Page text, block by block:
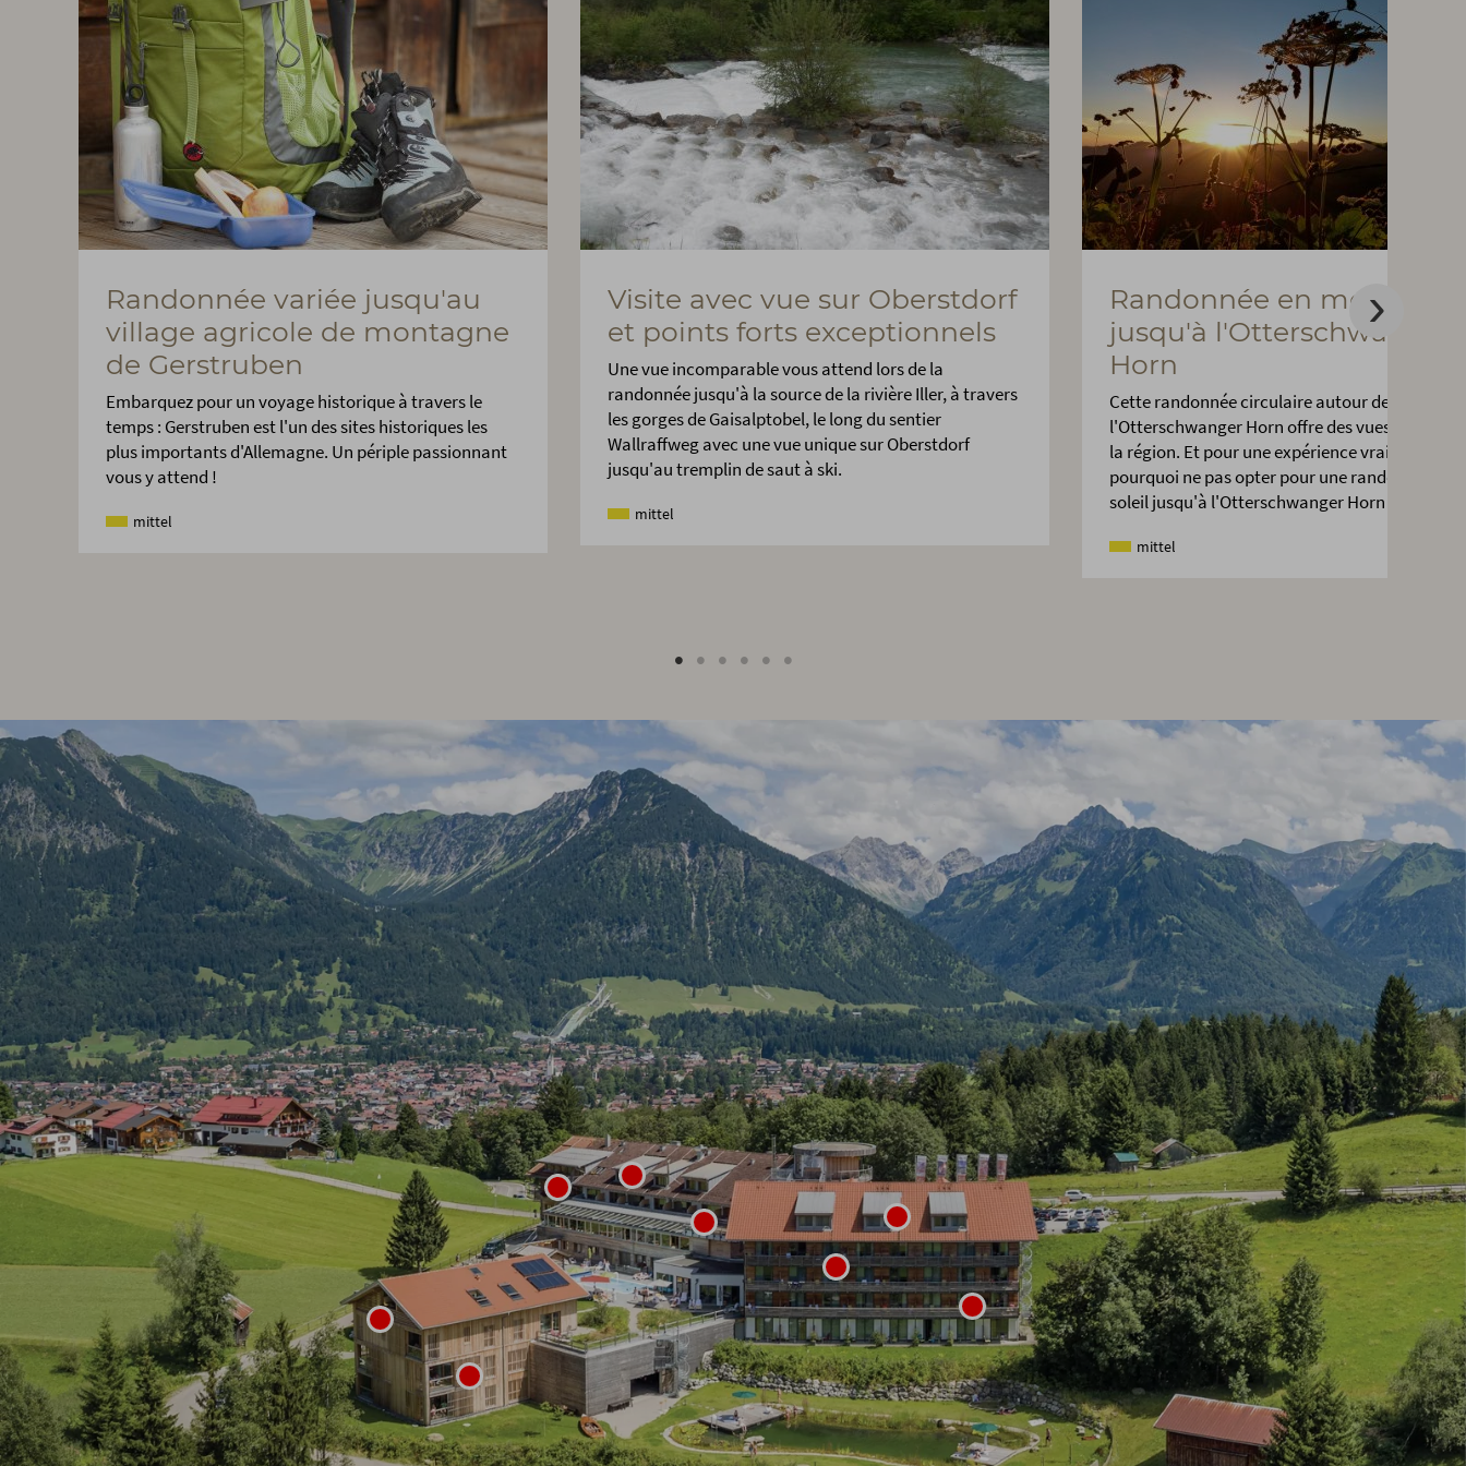
Randonnée variée jusqu'au
village agricole de montagne
de Gerstruben
Embarquez pour un voyage historique à travers le
temps : Gerstruben est l'un des sites historiques les
plus importants d'Allemagne. Un périple passionnant
vous y attend !
mittel
Visite avec vue sur Oberstdorf
et points forts exceptionnels
Une vue incomparable vous attend lors de la
randonnée jusqu'à la source de la rivière Iller, à travers
les gorges de Gaisalptobel, le long du sentier
Wallraffweg avec une vue unique sur Oberstdorf
jusqu'au tremplin de saut à ski.
mittel
Randonnée en montagne
jusqu'à l'Otterschwanger
Horn
Cette randonnée circulaire autour de
l'Otterschwanger Horn offre des vues
la région. Et pour une expérience vraiment
pourquoi ne pas opter pour une randonnée au
soleil jusqu'à l'Otterschwanger Horn ?
mittel